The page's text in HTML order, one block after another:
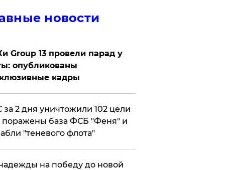
новости
Group 13 провели парад у
опубликованы
кадры
за 2 дня уничтожили 102 цели
база ФСБ "Феня" и
"теневого флота"
на победу до новой